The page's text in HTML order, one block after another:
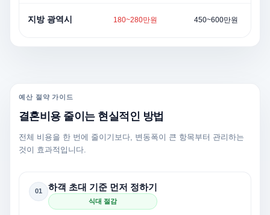
지방 광역시 180~280만원 450~600만원
예산 절약 가이드
결혼비용 줄이는 현실적인 방법
전체 비용을 한 번에 줄이기보다, 변동폭이 큰 항목부터 관리하는
것이 효과적입니다.
01 하객 초대 기준 먼저 정하기
식대 절감